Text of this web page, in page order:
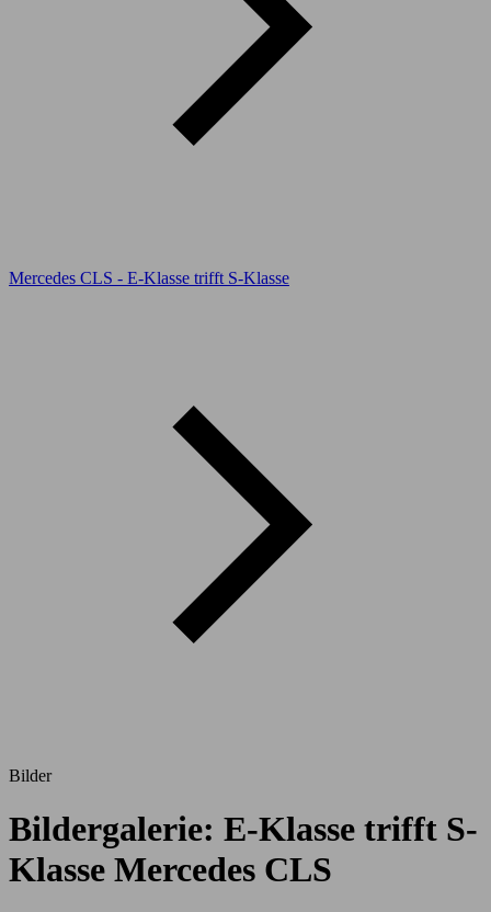
Mercedes CLS - E-Klasse trifft S-Klasse
Bilder
Bildergalerie: E-Klasse trifft S-
Klasse Mercedes CLS